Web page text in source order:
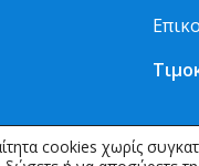
cookies χωρίς